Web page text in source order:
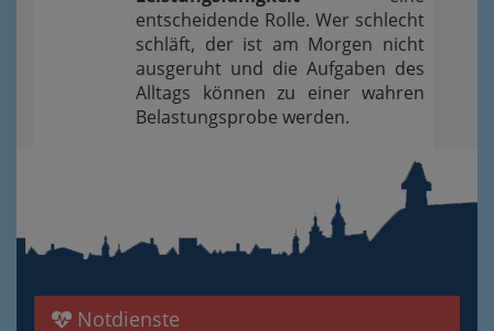
entscheidende Rolle. Wer schlecht
schläft, der ist am Morgen nicht
ausgeruht und die Aufgaben des
Alltags können zu einer wahren
Belastungsprobe werden.
Notdienste